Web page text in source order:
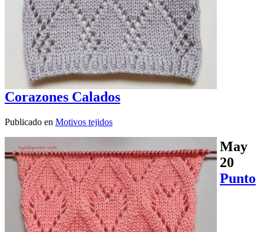
Corazones Calados
Publicado en Motivos tejidos
May
20
Punto